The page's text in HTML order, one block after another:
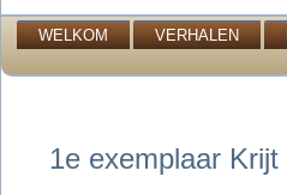
WELKOM VERHALEN
1e exemplaar